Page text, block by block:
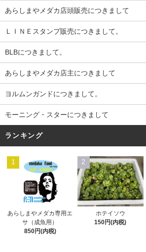
あらしまやメダカ店頭販売につきまして
ＬＩＮＥスタンプ販売につきまして。
BLBにつきまして。
あらしまやメダカ店主につきまして
ヨルムンガンドにつきまして。
モーニング・スターにつきまして
ランキング
1
あらしまやメダカ専用エ
サ（成魚用）
850円(内税)
2
ホテイソウ
150円(内税)